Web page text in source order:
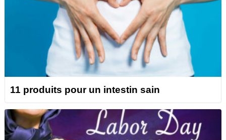
11 produits pour un intestin sain